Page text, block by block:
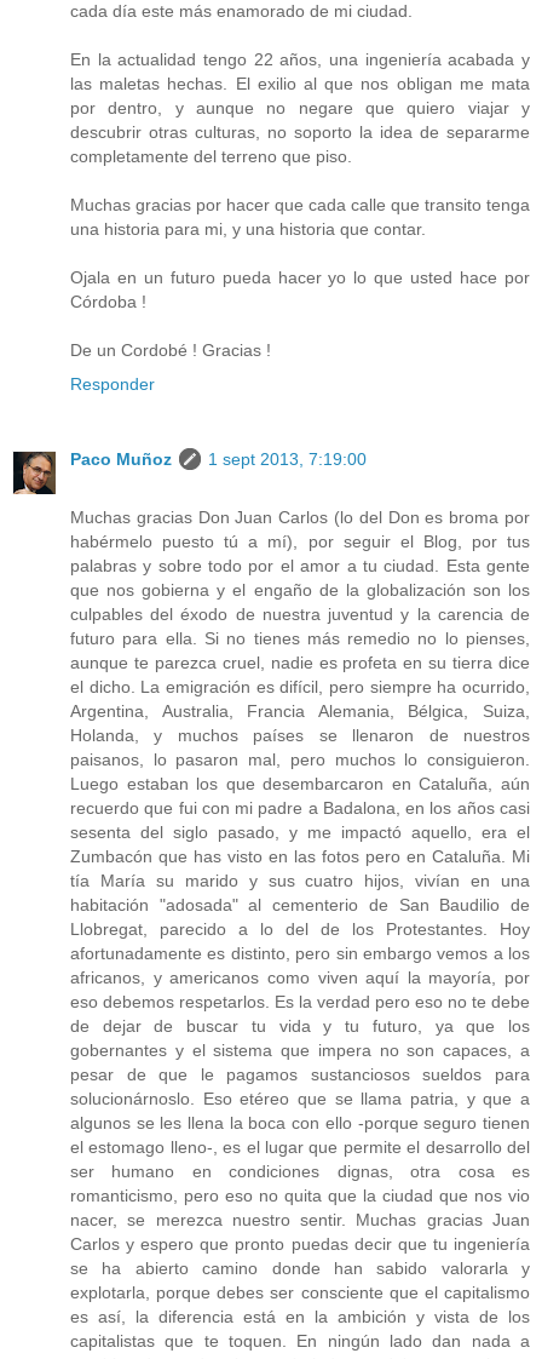
cada día este más enamorado de mi ciudad.
En la actualidad tengo 22 años, una ingeniería acabada y
las maletas hechas. El exilio al que nos obligan me mata
por dentro, y aunque no negare que quiero viajar y
descubrir otras culturas, no soporto la idea de separarme
completamente del terreno que piso.
Muchas gracias por hacer que cada calle que transito tenga
una historia para mi, y una historia que contar.
Ojala en un futuro pueda hacer yo lo que usted hace por
Córdoba !
De un Cordobé ! Gracias !
Responder
Paco Muñoz 1 sept 2013, 7:19:00
Muchas gracias Don Juan Carlos (lo del Don es broma por
habérmelo puesto tú a mí), por seguir el Blog, por tus
palabras y sobre todo por el amor a tu ciudad. Esta gente
que nos gobierna y el engaño de la globalización son los
culpables del éxodo de nuestra juventud y la carencia de
futuro para ella. Si no tienes más remedio no lo pienses,
aunque te parezca cruel, nadie es profeta en su tierra dice
el dicho. La emigración es difícil, pero siempre ha ocurrido,
Argentina, Australia, Francia Alemania, Bélgica, Suiza,
Holanda, y muchos países se llenaron de nuestros
paisanos, lo pasaron mal, pero muchos lo consiguieron.
Luego estaban los que desembarcaron en Cataluña, aún
recuerdo que fui con mi padre a Badalona, en los años casi
sesenta del siglo pasado, y me impactó aquello, era el
Zumbacón que has visto en las fotos pero en Cataluña. Mi
tía María su marido y sus cuatro hijos, vivían en una
habitación "adosada" al cementerio de San Baudilio de
Llobregat, parecido a lo del de los Protestantes. Hoy
afortunadamente es distinto, pero sin embargo vemos a los
africanos, y americanos como viven aquí la mayoría, por
eso debemos respetarlos. Es la verdad pero eso no te debe
de dejar de buscar tu vida y tu futuro, ya que los
gobernantes y el sistema que impera no son capaces, a
pesar de que le pagamos sustanciosos sueldos para
solucionárnoslo. Eso etéreo que se llama patria, y que a
algunos se les llena la boca con ello -porque seguro tienen
el estomago lleno-, es el lugar que permite el desarrollo del
ser humano en condiciones dignas, otra cosa es
romanticismo, pero eso no quita que la ciudad que nos vio
nacer, se merezca nuestro sentir. Muchas gracias Juan
Carlos y espero que pronto puedas decir que tu ingeniería
se ha abierto camino donde han sabido valorarla y
explotarla, porque debes ser consciente que el capitalismo
es así, la diferencia está en la ambición y vista de los
capitalistas que te toquen. En ningún lado dan nada a